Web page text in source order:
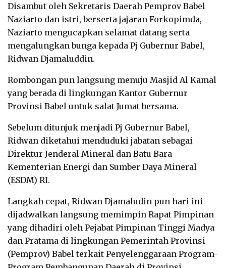
Disambut oleh Sekretaris Daerah Pemprov Babel
Naziarto dan istri, berserta jajaran Forkopimda,
Naziarto mengucapkan selamat datang serta
mengalungkan bunga kepada Pj Gubernur Babel,
Ridwan Djamaluddin.
Rombongan pun langsung menuju Masjid Al Kamal
yang berada di lingkungan Kantor Gubernur
Provinsi Babel untuk salat Jumat bersama.
Sebelum ditunjuk menjadi Pj Gubernur Babel,
Ridwan diketahui menduduki jabatan sebagai
Direktur Jenderal Mineral dan Batu Bara
Kementerian Energi dan Sumber Daya Mineral
(ESDM) RI.
Langkah cepat, Ridwan Djamaludin pun hari ini
dijadwalkan langsung memimpin Rapat Pimpinan
yang dihadiri oleh Pejabat Pimpinan Tinggi Madya
dan Pratama di lingkungan Pemerintah Provinsi
(Pemprov) Babel terkait Penyelenggaraan Program-